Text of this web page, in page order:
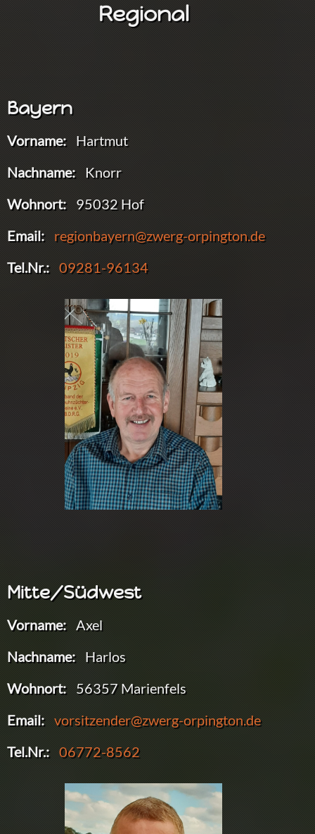
Regional
Bayern
Vorname: Hartmut
Nachname:
Knorr
Wohnort: 95032 Hof
Email: regionbayern@zwerg-orpington.de
Tel.Nr.: 09281-96134
Mitte/Südwest
Vorname: Axel
Nachname: Harlos
Wohnort: 56357 Marienfels
Email: vorsitzender@zwerg-orpington.de
Tel.Nr.: 06772-8562